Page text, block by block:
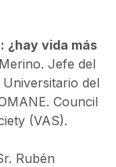
¿hay vida más
Jefe del
del
Council
(VAS).
Rubén